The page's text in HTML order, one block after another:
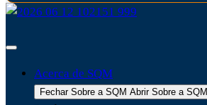
Acerca de SQM
Fechar Sobre a SQM Abrir Sobre a SQM